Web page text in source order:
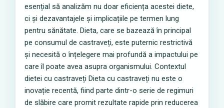
esențial să analizăm nu doar eficiența acestei diete,
ci și dezavantajele și implicațiile pe termen lung
pentru sănătate. Dieta, care se bazează în principal
pe consumul de castraveți, este puternic restrictivă
și necesită o înțelegere mai profundă a impactului pe
care îl poate avea asupra organismului. Contextul
dietei cu castraveți Dieta cu castraveți nu este o
inovație recentă, fiind parte dintr-o serie de regimuri
de slăbire care promit rezultate rapide prin reducerea